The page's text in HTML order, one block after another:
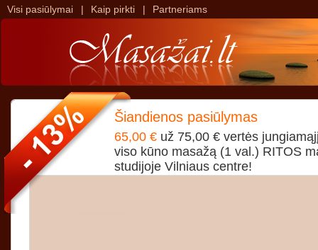
Visi pasiūlymai | Kaip pirkti | Partneriams
Šiandienos pasiūlymas
65,00 € už 75,00 € vertės
viso kūno masažą (1 val.) RITOS
studijoje Vilniaus centre!